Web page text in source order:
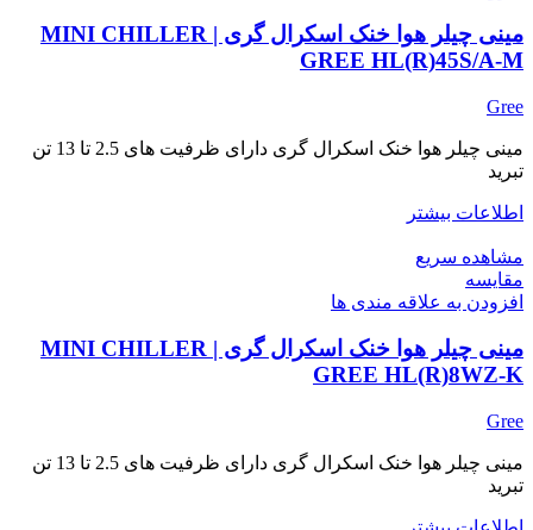
مینی چیلر هوا خنک اسکرال گری | MINI CHILLER
GREE HL(R)45S/A-M
Gree
مینی چیلر هوا خنک اسکرال گری دارای ظرفیت های 2.5 تا 13 تن
تبرید
اطلاعات بیشتر
مشاهده سریع
مقایسه
افزودن به علاقه مندی ها
مینی چیلر هوا خنک اسکرال گری | MINI CHILLER
GREE HL(R)8WZ-K
Gree
مینی چیلر هوا خنک اسکرال گری دارای ظرفیت های 2.5 تا 13 تن
تبرید